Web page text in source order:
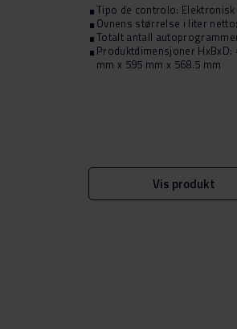
Vis produkt
Tipo de controlo: Elektronisk
Ovnens størrelse i liter
Totalt antall
Produktdimensjoner HxBxD:
mm x 595 mm x 568.5 mm